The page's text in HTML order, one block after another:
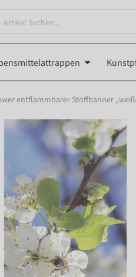
entflammbarer Stoffbanner